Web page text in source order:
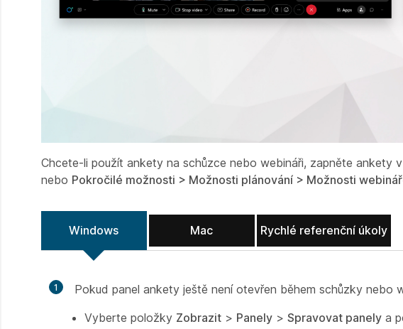
Chcete-li použít ankety na schůzce nebo webináři, zapněte ankety v
nebo Pokročilé možnosti > Možnosti plánování > Možnosti
Windows Mac Rychlé referenční úkoly
1
Pokud panel ankety ještě není otevřen během schůzky nebo
Vyberte položky Zobrazit > Panely > Spravovat panely a